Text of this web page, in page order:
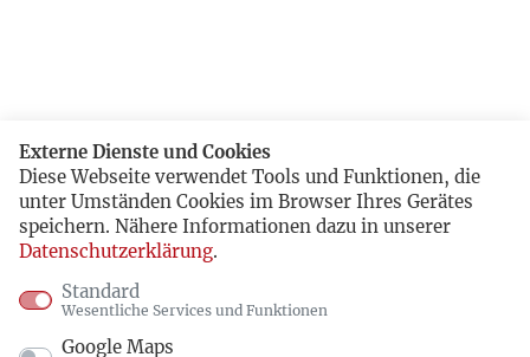
Externe Dienste und Cookies
Diese Webseite verwendet Tools und Funktionen, die
unter Umständen Cookies im Browser Ihres Gerätes
speichern. Nähere Informationen dazu in unserer
Datenschutzerklärung.
Standard
Wesentliche Services und Funktionen
Google Maps